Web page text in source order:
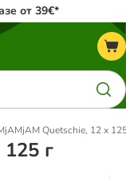
от 39€*
Quetschie, 12 x
г